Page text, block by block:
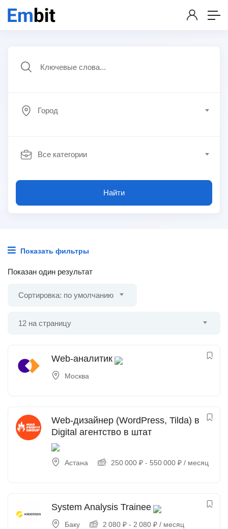
Город
Все категории
Найти
Показать фильтры
Показан один результат
Сортировка: по умолчанию
12 на страницу
Web-аналитик
Москва
Web-дизайнер (WordPress, Tilda) в
Digital агентство в штат
Астана 250 000 ₽ - 550 000 ₽ / месяц
System Analysis Trainee
Баку 2 080 ₽ - 2 080 ₽ / месяц